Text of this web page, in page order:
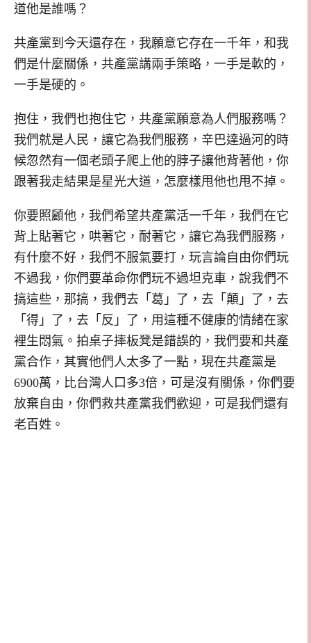
道他是誰嗎？
共產黨到今天還存在，我願意它存在一千年，和我
們是什麼關係，共產黨講兩手策略，一手是軟的，
一手是硬的。
抱住，我們也抱住它，共產黨願意為人們服務嗎？
我們就是人民，讓它為我們服務，辛巴達過河的時
候忽然有一個老頭子爬上他的脖子讓他背著他，你
跟著我走結果是星光大道，怎麼樣甩他也甩不掉。
你要照顧他，我們希望共產黨活一千年，我們在它
背上貼著它，哄著它，耐著它，讓它為我們服務，
有什麼不好，我們不服氣要打，玩言論自由你們玩
不過我，你們要革命你們玩不過坦克車，說我們不
搞這些，那搞，我們去「葛」了，去「顛」了，去
「得」了，去「反」了，用這種不健康的情緒在家
裡生悶氣。拍桌子摔板凳是錯誤的，我們要和共產
黨合作，其實他們人太多了一點，現在共產黨是
6900萬，比台灣人口多3倍，可是沒有關係，你們要
放棄自由，你們救共產黨我們歡迎，可是我們還有
老百姓。